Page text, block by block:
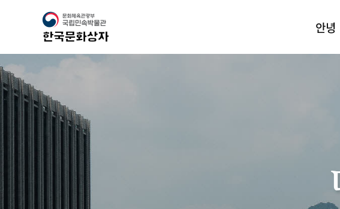
안녕